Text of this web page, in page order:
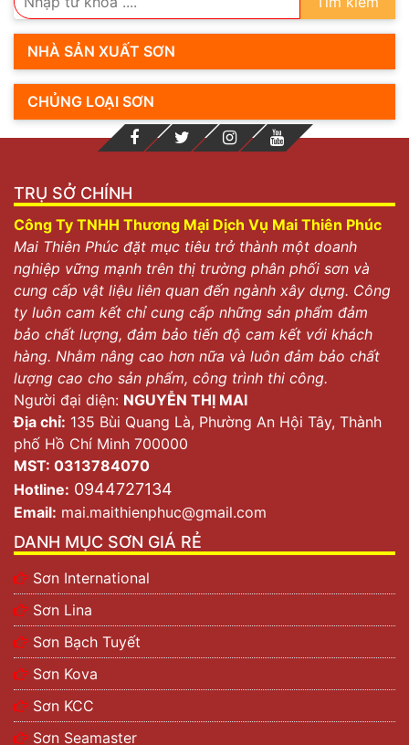
NHÀ SẢN XUẤT SƠN
CHỦNG LOẠI SƠN
TRỤ SỞ CHÍNH
Công Ty TNHH Thương Mại Dịch Vụ Mai Thiên Phúc
Mai Thiên Phúc đặt mục tiêu trở thành một doanh
nghiệp vững mạnh trên thị trường phân phối sơn và
cung cấp vật liệu liên quan đến ngành xây dựng. Công
ty luôn cam kết chỉ cung cấp những sản phẩm đảm
bảo chất lượng, đảm bảo tiến độ cam kết với khách
hàng. Nhằm nâng cao hơn nữa và luôn đảm bảo chất
lượng cao cho sản phẩm, công trình thi công.
Người đại diện: NGUYỄN THỊ MAI
Địa chỉ: 135 Bùi Quang Là, Phường An Hội Tây, Thành
phố Hồ Chí Minh 700000
MST: 0313784070
Hotline: 0944727134
Email: mai.maithienphuc@gmail.com
DANH MỤC SƠN GIÁ RẺ
Sơn International
Sơn Lina
Sơn Bạch Tuyết
Sơn Kova
Sơn KCC
Sơn Seamaster